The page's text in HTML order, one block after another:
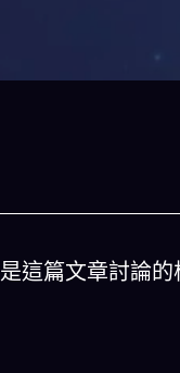
是這篇文章討論的